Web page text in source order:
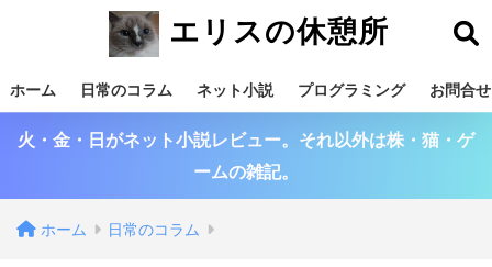
エリスの休憩所
ホーム 日常のコラム ネット小説 プログラミング お問合せ
火・金・日がネット小説レビュー。それ以外は株・猫・ゲ
ームの雑記。
ホーム 日常のコラム